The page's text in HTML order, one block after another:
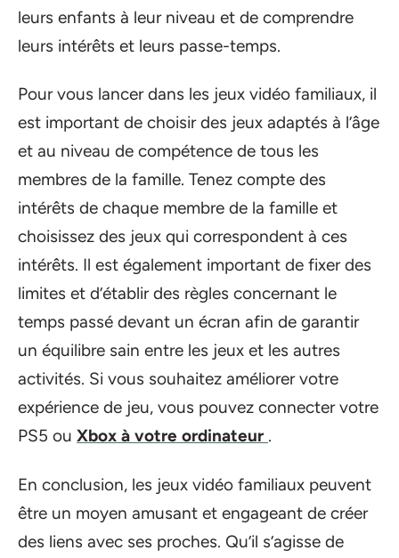
leurs enfants à leur niveau et de comprendre
leurs intérêts et leurs passe-temps.
Pour vous lancer dans les jeux vidéo familiaux, il
est important de choisir des jeux adaptés à l’âge
et au niveau de compétence de tous les
membres de la famille. Tenez compte des
intérêts de chaque membre de la famille et
choisissez des jeux qui correspondent à ces
intérêts. Il est également important de fixer des
limites et d’établir des règles concernant le
temps passé devant un écran afin de garantir
un équilibre sain entre les jeux et les autres
activités. Si vous souhaitez améliorer votre
expérience de jeu, vous pouvez connecter votre
PS5 ou Xbox à votre ordinateur .
En conclusion, les jeux vidéo familiaux peuvent
être un moyen amusant et engageant de créer
des liens avec ses proches. Qu’il s’agisse de